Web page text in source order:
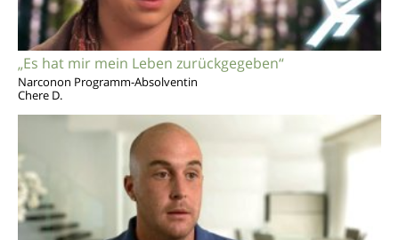
„Es hat mir mein Leben zurückgegeben“
Narconon Programm-Absolventin
Chere D.